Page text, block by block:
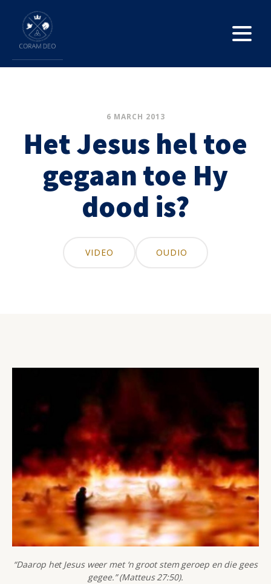
6 MARCH 2013
Het Jesus hel toe
gegaan toe Hy
dood is?
VIDEO OUDIO
“Daarop het Jesus weer met ‘n groot stem geroep en die gees
gegee.” (Matteus 27:50).